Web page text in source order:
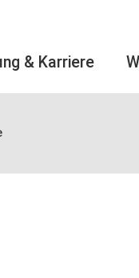
& Karriere